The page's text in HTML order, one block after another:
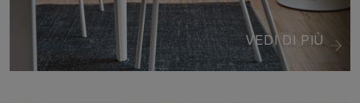
VEDI DI PIÙ